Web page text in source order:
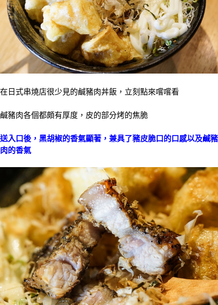
在日式串燒店很少見的鹹豬肉丼飯，立刻點來嚐嚐看
鹹豬肉各個都頗有厚度，皮的部分烤的焦脆
送入口後，黑胡椒的香氣顯著，兼具了豬皮脆口的口感以及鹹豬
肉的香氣